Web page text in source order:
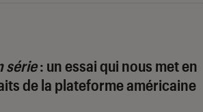
série: un essai qui nous met en
de la plateforme américaine